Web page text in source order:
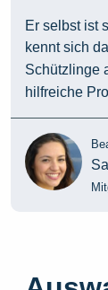
Er selbst ist
kennt sich
Schützlinge
hilfreiche